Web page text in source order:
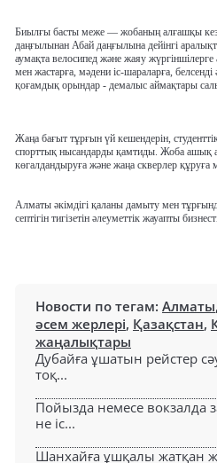
Биылғы басты меже — жобаның алғашқы
даңғылынан Абай даңғылына дейінгі
аумақта велосипед және жаяу
мен жастарға, мәдени іс-шараларға,
қоғамдық орындар - демалыс аймақтары
Жаңа бағыт тұрғын үй кешендерін,
спорттық нысандарды қамтиды. Жоба ашық
көгалдандыруға және жаңа скверлер құруға
Алматы әкімдігі қаланы дамыту мен
септігін тигізетін әлеуметтік жауапты
Новости по тегам: Алматы,
әсем жерлері, Қазақстан,
жаңалықтары
Дубайға ұшатын рейстер
тоқ...
Пойызда немесе вокзалда
не іс...
Шанхайға ұшқалы жатқан